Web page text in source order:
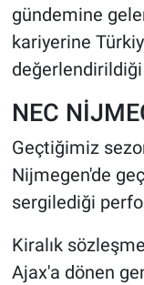
gündemine
kariyerine
NEC
Geçtiğimiz
Nijmegen'de
sergilediği
Kiralık
Ajax'a dönen